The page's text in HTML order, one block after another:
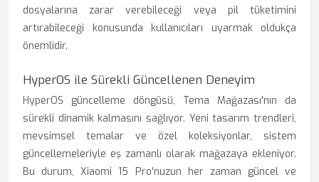
dosyalarına zarar verebileceği veya pil tüketimini
artırabileceği konusunda kullanıcıları uyarmak oldukça
önemlidir.
HyperOS ile Sürekli Güncellenen Deneyim
HyperOS güncelleme döngüsü, Tema Mağazası'nın da
sürekli dinamik kalmasını sağlıyor. Yeni tasarım trendleri,
mevsimsel temalar ve özel koleksiyonlar, sistem
güncellemeleriyle eş zamanlı olarak mağazaya ekleniyor.
Bu durum, Xiaomi 15 Pro'nuzun her zaman güncel ve